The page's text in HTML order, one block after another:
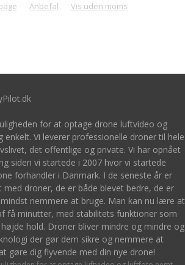
Anbefal Vis uden moms
for at optage drone luftvideo og
Vi leverer professionelle droner til hele
det offentlige og private. Vi har opnået
siden vi startede i 2007 hvor vi startede
forhandler i Danmark. I de seneste år er
droner, de er både blevet bedre, de er
nemmere at bruge. Man kan nu lære at
få minutter, med stabilitets funktioner som
hold. Droner bliver mindre og mindre og
der gør dem sikre og nemmere at
gøre dig flyvende med din nye drone!